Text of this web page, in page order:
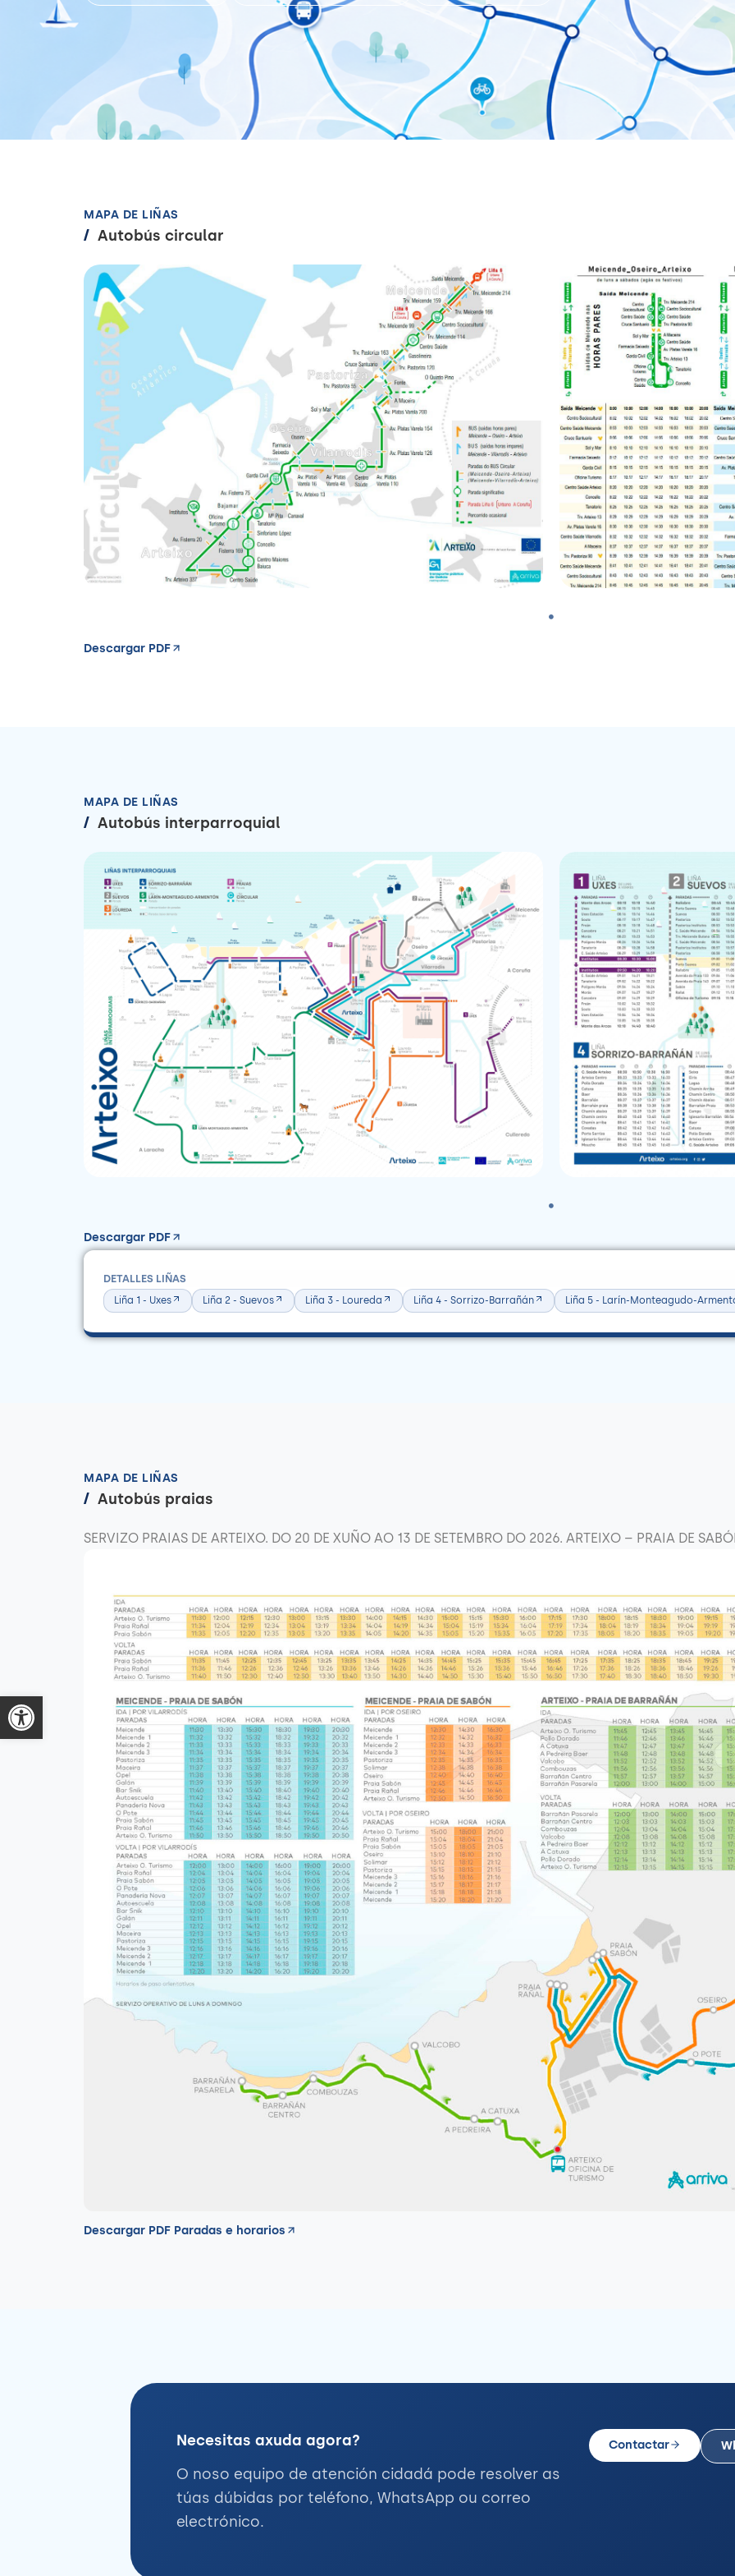
MAPA DE LIÑAS
/ Autobús circular
Descargar PDF
MAPA DE LIÑAS
/ Autobús interparroquial
Descargar PDF
DETALLES LIÑAS
Liña 1 - Uxes Liña 2 - Suevos Liña 3 - Loureda Liña 4 - Sorrizo-Barrañán Liña 5 - Larín-Monteagudo-
MAPA DE LIÑAS
/ Autobús praias
SERVIZO PRAIAS DE ARTEIXO. DO 20 DE XUÑO AO 13 DE SETEMBRO DO 2026. ARTEIXO – PRAIA DE
Descargar PDF Paradas e horarios
Necesitas axuda agora?
O noso equipo de atención cidadá pode resolver as
túas dúbidas por teléfono, WhatsApp ou correo
electrónico.
Contactar